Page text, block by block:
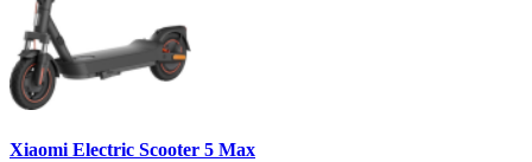
Xiaomi Electric Scooter 5 Max